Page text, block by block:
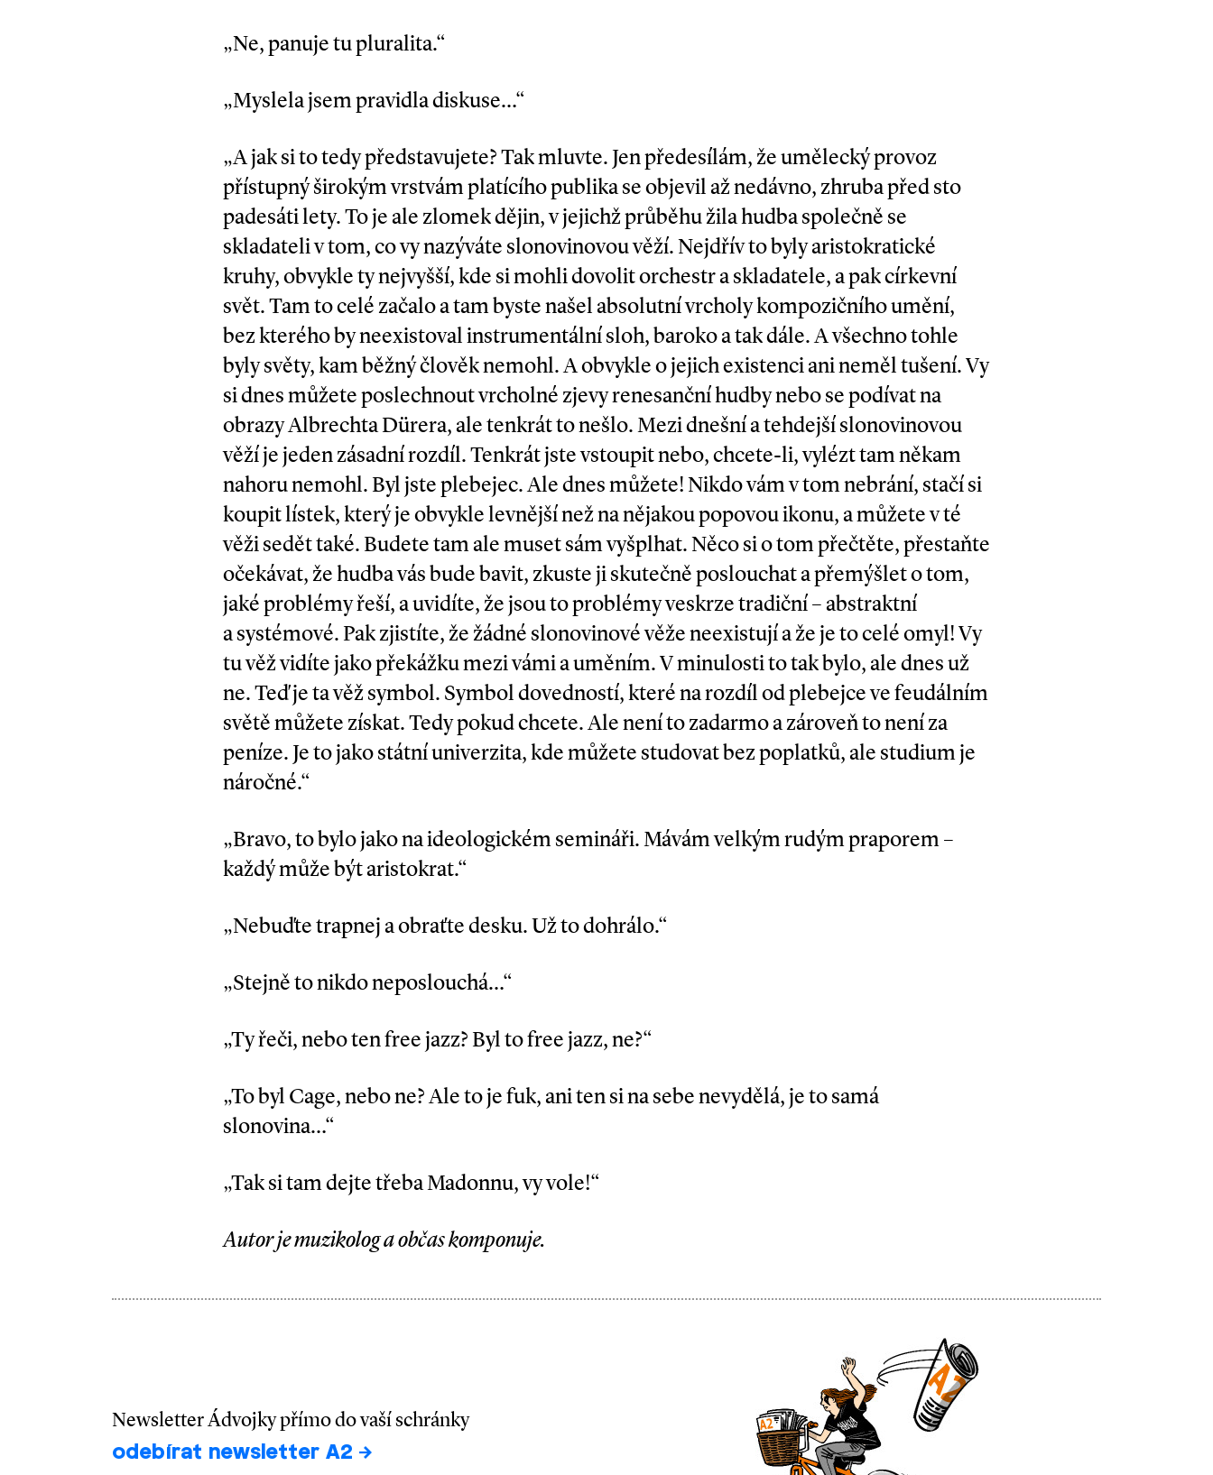
„Ne, panuje tu pluralita.“
„Myslela jsem pravidla diskuse…“
„A jak si to tedy představujete? Tak mluvte. Jen předesílám, že umělecký provoz
přístupný širokým vrstvám platícího publika se objevil až nedávno, zhruba před sto
padesáti lety. To je ale zlomek dějin, v jejichž průběhu žila hudba společně se
skladateli v tom, co vy nazýváte slonovinovou věží. Nejdřív to byly aristokratické
kruhy, obvykle ty nejvyšší, kde si mohli dovolit orchestr a skladatele, a pak církevní
svět. Tam to celé začalo a tam byste našel absolutní vrcholy kompozičního umění,
bez kterého by ne­­existoval instrumentální sloh, baroko a tak dále. A všechno tohle
byly světy, kam běžný člověk nemohl. A obvykle o jejich existenci ani neměl tušení. Vy
si dnes můžete poslechnout vrcholné zjevy renesanční hudby nebo se podívat na
obrazy Albrechta Dürera, ale tenkrát to nešlo. Mezi dnešní a tehdejší slonovinovou
věží je jeden zásadní rozdíl. Tenkrát jste vstoupit nebo, chcete­-li, vylézt tam někam
nahoru nemohl. Byl jste plebejec. Ale dnes můžete! Nikdo vám v tom nebrání, stačí si
koupit lístek, který je obvykle levnější než na nějakou popovou ikonu, a můžete v té
věži sedět také. Budete tam ale muset sám vyšplhat. Něco si o tom přečtěte, přestaňte
očekávat, že hudba vás bude bavit, zkuste ji skutečně poslouchat a přemýšlet o tom,
jaké problémy řeší, a uvidíte, že jsou to problémy veskrze tradiční – abstraktní
a systémové. Pak zjistíte, že žádné slonovinové věže neexistují a že je to celé omyl! Vy
tu věž vidíte jako překážku mezi vámi a uměním. V minulosti to tak bylo, ale dnes už
ne. Teď je ta věž symbol. Symbol dovedností, které na rozdíl od plebejce ve feudálním
světě můžete získat. Tedy pokud chcete. Ale není to zadarmo a zároveň to není za
peníze. Je to jako státní univerzita, kde můžete studovat bez poplatků, ale studium je
náročné.“
„Bravo, to bylo jako na ideologickém semináři. Mávám velkým rudým praporem –
každý může být aristokrat.“
„Nebuďte trapnej a obraťte desku. Už to dohrálo.“
„Stejně to nikdo neposlouchá…“
„Ty řeči, nebo ten free jazz? Byl to free jazz, ne?“
„To byl Cage, nebo ne? Ale to je fuk, ani ten si na sebe nevydělá, je to samá
slonovina…“
„Tak si tam dejte třeba Madonnu, vy vole!“
Autor je muzikolog a občas komponuje.
Newsletter Ádvojky přímo do vaší schránky
odebírat newsletter A2